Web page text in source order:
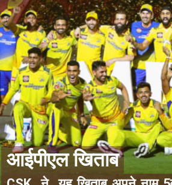
आईपीएल खिताब
आईपीएल खिताब